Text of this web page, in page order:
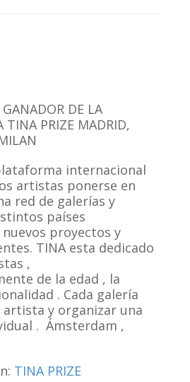
DE LA
TINA PRIZE MADRID,
internacional
artistas ponerse en
red de galerías y
países
proyectos y
TINA esta dedicado
,
de la edad , la
. Cada galería
artista y organizar una
. Ámsterdam ,
TINA PRIZE